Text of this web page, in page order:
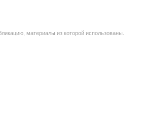
материалы из которой использованы.